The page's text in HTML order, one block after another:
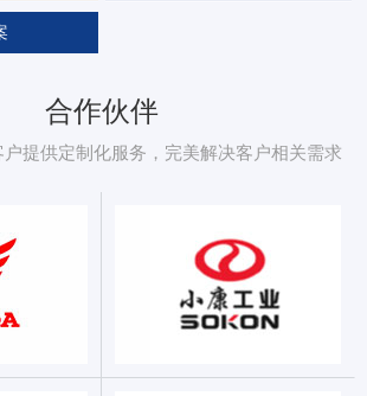
合作伙伴
提供定制化服务，完美解决客户相关需求